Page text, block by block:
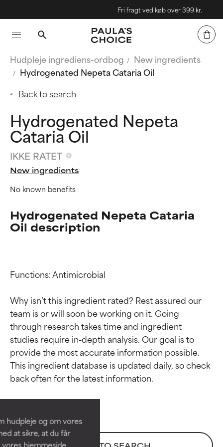
hudpleje og om vores
at sikre, at du får
hjemmeside.
Fri fragt ved køb over 399 kr.
Hudpleje ingrediens-ordbog
New ingredients
Hydrogenated Nepeta Cataria Oil
Back to search
Hydrogenated Nepeta
Cataria Oil
IKKE RATET
New ingredients
No known benefits
Hydrogenated Nepeta Cataria
Oil description
Functions: Antimicrobial
Why isn’t this ingredient rated? Rest assured our
team is or will soon be working on it. Going
through research takes time and ingredient
studies require in-depth analysis. Our goal is to
provide the most accurate information possible.
This ingredient database is updated daily, so check
Ratings af
ingredienser
Dokumenteret og understøttet
af uafhængige studier.
Fremragende aktiv ingrediens til
Ratings af
ingredienser
Dokumenteret og understøttet
af uafhængige studier.
Fremragende aktiv ingrediens til